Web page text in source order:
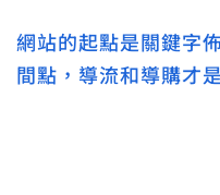
網站的起點是關鍵字
間點，導流和導購才